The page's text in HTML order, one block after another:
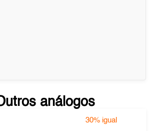
análogos
30% igual